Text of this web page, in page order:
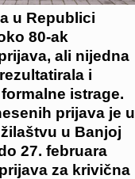
u Republici
80-ak
ali nijedna
i
istrage.
prijava je u
u Banjoj
27. februara
za krivična